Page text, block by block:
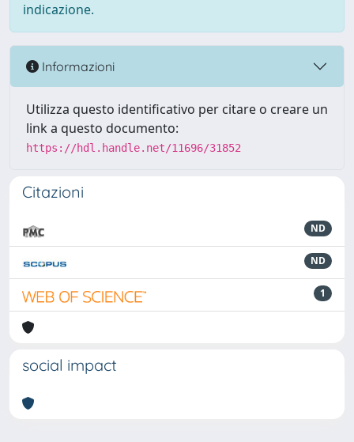
indicazione.
Informazioni
Utilizza questo identificativo per citare o creare un
link a questo documento:
https://hdl.handle.net/11696/31852
Citazioni
ND
ND
1
social impact